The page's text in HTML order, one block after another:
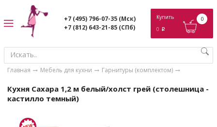
+7 (495) 796-07-35 (Мск)
+7 (812) 643-21-85 (СПб)
Купить
0 p
0
Главная Мебель для кухни Гарнитуры (комплектом)
Кухня Сахара 1,2 м белый/холст грей (столешница -
кастилло темный)